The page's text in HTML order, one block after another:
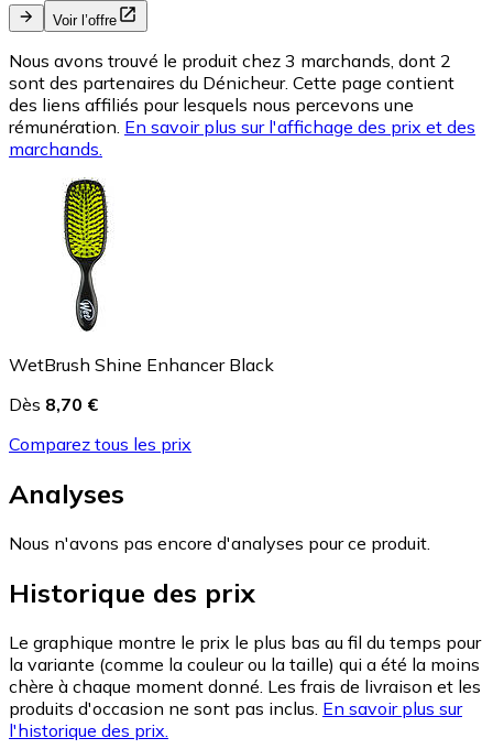
Voir l’offre
Nous avons trouvé le produit chez 3 marchands, dont 2
sont des partenaires du Dénicheur. Cette page contient
des liens affiliés pour lesquels nous percevons une
rémunération. En savoir plus sur l'affichage des prix et des
marchands.
WetBrush Shine Enhancer Black
Dès 8,70 €
Comparez tous les prix
Analyses
Nous n'avons pas encore d'analyses pour ce produit.
Historique des prix
Le graphique montre le prix le plus bas au fil du temps pour
la variante (comme la couleur ou la taille) qui a été la moins
chère à chaque moment donné. Les frais de livraison et les
produits d'occasion ne sont pas inclus. En savoir plus sur
l'historique des prix.